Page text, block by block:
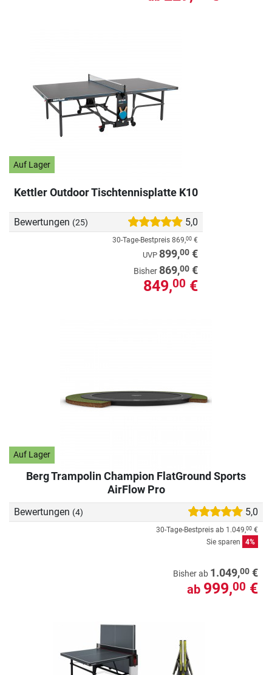
Auf Lager
Kettler Outdoor Tischtennisplatte K10
Bewertungen (25) 5,0
30-Tage-Bestpreis 869,00 €
UVP 899,00 €
Bisher869,00 €
849,00 €
Auf Lager
Berg Trampolin Champion FlatGround Sports
AirFlow Pro
Bewertungen (4) 5,0
30-Tage-Bestpreis ab 1.049,00 €
Sie sparen
4%
Bisher ab 1.049,00 €
ab 999,00 €